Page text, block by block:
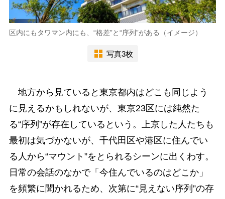
区内にもタワマン内にも、“格差”と“序列”がある（イメージ）
写真3枚
地方から見ていると東京都内はどこも同じよう
に見えるかもしれないが、東京23区には純然た
る“序列”が存在しているという。上京した人たちも
最初は気づかないが、千代田区や港区に住んでい
る人から“マウント”をとられるシーンに出くわす。
日常の会話のなかで「今住んでいるのはどこか」
を頻繁に聞かれるため、次第に“見えない序列”の存